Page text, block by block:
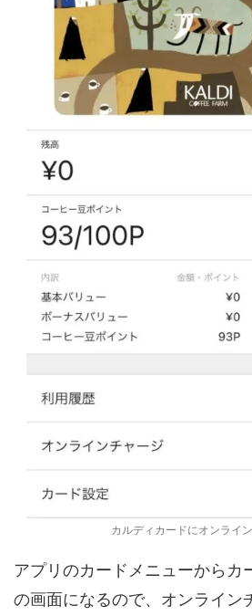
カルディカードにオンライ
アプリのカードメニューからカ
の画面になるので、オンライン